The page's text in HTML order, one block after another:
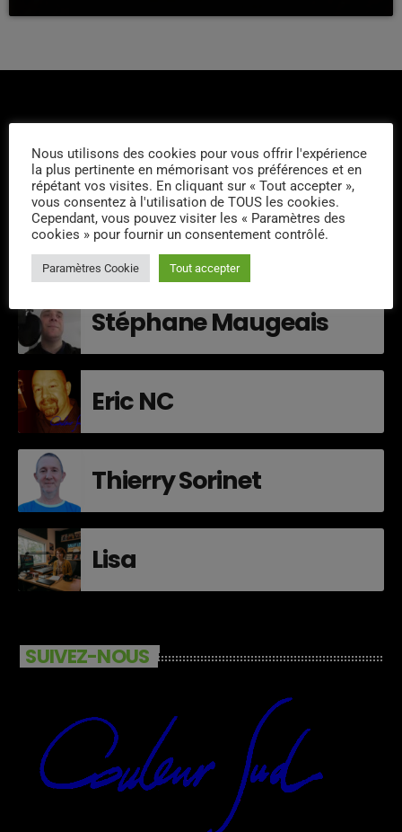
L'ÉQUIPE
Didier Mesgard
Stéphane Maugeais
Eric NC
Thierry Sorinet
Lisa
SUIVEZ-NOUS
Nous utilisons des cookies pour vous offrir l'expérience
la plus pertinente en mémorisant vos préférences et en
répétant vos visites. En cliquant sur « Tout accepter »,
vous consentez à l'utilisation de TOUS les cookies.
Cependant, vous pouvez visiter les « Paramètres des
cookies » pour fournir un consentement contrôlé.
Paramètres Cookie Tout accepter